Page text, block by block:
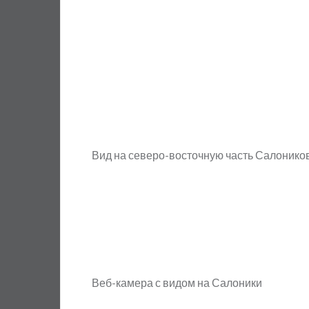
Вид на северо-восточную часть
Веб-камера с видом на Салоники